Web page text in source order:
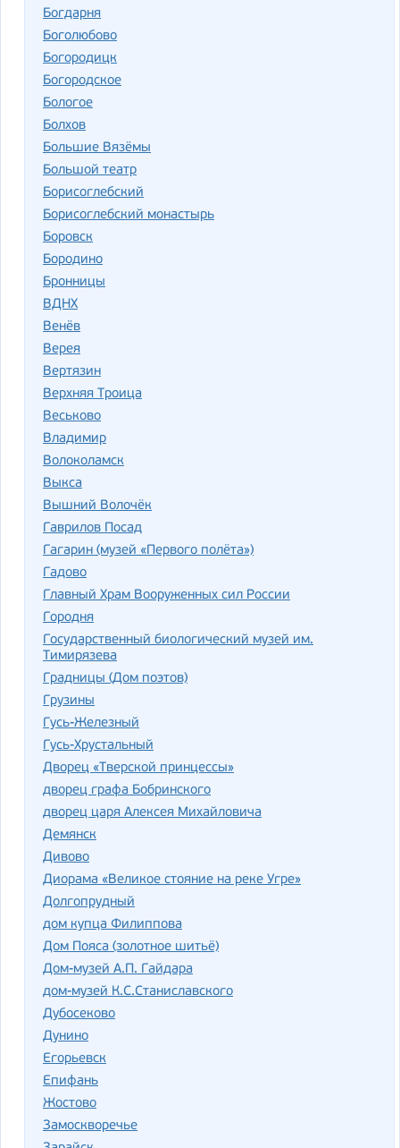
Богдарня
Боголюбово
Богородицк
Богородское
Бологое
Болхов
Большие Вязёмы
Большой театр
Борисоглебский
Борисоглебский монастырь
Боровск
Бородино
Бронницы
ВДНХ
Венёв
Верея
Вертязин
Верхняя Троица
Веськово
Владимир
Волоколамск
Выкса
Вышний Волочёк
Гаврилов Посад
Гагарин (музей «Первого полёта»)
Гадово
Главный Храм Вооруженных сил России
Городня
Государственный биологический музей им.
Тимирязева
Градницы (Дом поэтов)
Грузины
Гусь-Железный
Гусь-Хрустальный
Дворец «Тверской принцессы»
дворец графа Бобринского
дворец царя Алексея Михайловича
Демянск
Дивово
Диорама «Великое стояние на реке Угре»
Долгопрудный
дом купца Филиппова
Дом Пояса (золотное шитьё)
Дом-музей А.П. Гайдара
дом-музей К.С.Станиславского
Дубосеково
Дунино
Егорьевск
Епифань
Жостово
Замоскворечье